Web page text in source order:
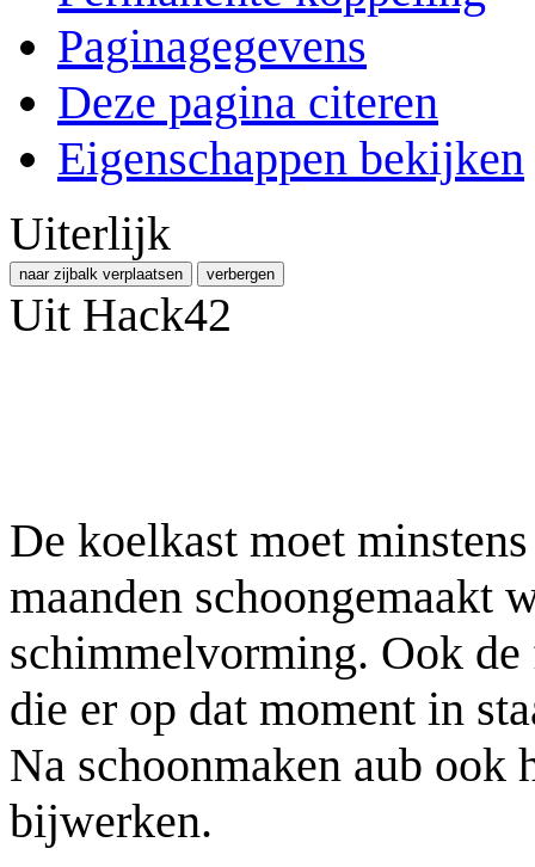
Paginagegevens
Deze pagina citeren
Eigenschappen bekijken
Uiterlijk
naar zijbalk verplaatsen verbergen
Uit Hack42
De koelkast moet
maanden schoongemaakt
schimmelvorming. Ook
die er op dat moment in
Na schoonmaken aub ook
bijwerken.